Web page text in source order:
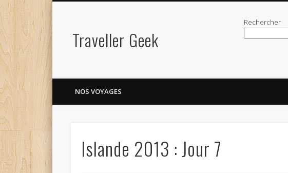
Traveller Geek
Rechercher
NOS VOYAGES
Islande 2013 : Jour 7